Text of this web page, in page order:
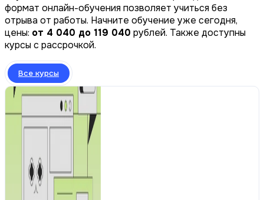
формат онлайн-обучения позволяет учиться без
отрыва от работы. Начните обучение уже сегодня,
цены: от 4 040 до 119 040 рублей. Также доступны
курсы с рассрочкой.
Все курсы